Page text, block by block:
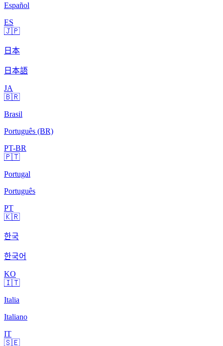
Español
ES
🇯🇵
日本
日本語
JA
🇧🇷
Brasil
Português (BR)
PT-BR
🇵🇹
Portugal
Português
PT
🇰🇷
한국
한국어
KO
🇮🇹
Italia
Italiano
IT
🇸🇪